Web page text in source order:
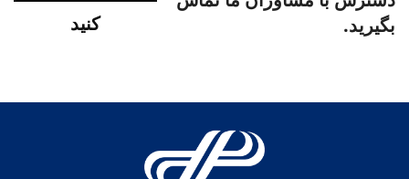
بگیرید.
کنید